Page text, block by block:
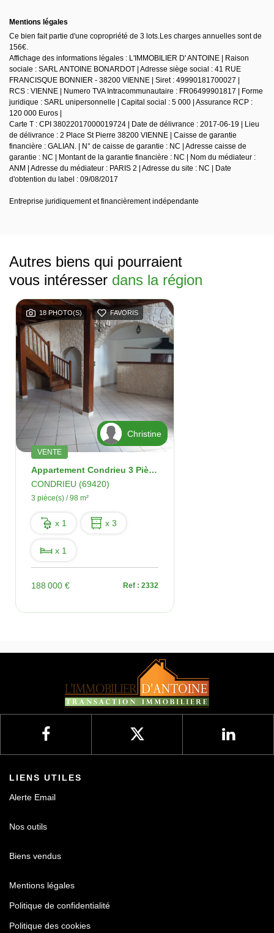
Mentions légales
Ce bien fait partie d'une copropriété de 3 lots.Les charges annuelles sont de
156€.
Affichage des informations légales : L'IMMOBILIER D' ANTOINE | Raison
sociale : SARL ANTOINE BONARDOT | Adresse siège social : 41 RUE
FRANCISQUE BONNIER - 38200 VIENNE | Siret : 49990181700027 |
RCS : VIENNE | Numero TVA Intracommunautaire : FR06499901817 | Forme
juridique : SARL unipersonnelle | Capital social : 5 000 | Assurance RCP :
120 000 Euros |
Carte T : CPI 38022017000019724 | Date de délivrance : 2017-06-19 | Lieu
de délivrance : 2 Place St Pierre 38200 VIENNE | Caisse de garantie
financière : GALIAN. | N° de caisse de garantie : NC | Adresse caisse de
garantie : NC | Montant de la garantie financière : NC | Nom du médiateur :
ANM | Adresse du médiateur : PARIS 2 | Adresse du site : NC | Date
d'obtention du label : 09/08/2017
Entreprise juridiquement et financièrement indépendante
Autres biens qui pourraient
vous intéresser dans la région
18 PHOTO(S) FAVORIS
Christine
VENTE
Appartement Condrieu 3 Pièces 97 M2
CONDRIEU (69420)
3 pièce(s) / 98 m²
x 1 x 3
x 1
188 000 € Ref : 2332
LIENS UTILES
Alerte Email
Nos outils
Biens vendus
Mentions légales
Politique de confidentialité
Politique des cookies